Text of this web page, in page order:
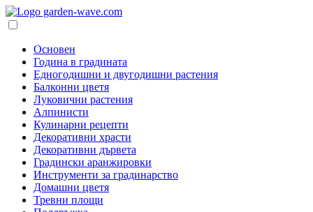
Основен
Година в градината
Едногодишни и двугодишни растения
Балконни цветя
Луковични растения
Алпинисти
Кулинарни рецепти
Декоративни храсти
Декоративни дървета
Градински аранжировки
Инструменти за градинарство
Домашни цветя
Тревни площи